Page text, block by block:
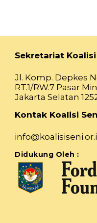
Sekretariat Koalisi
Jl. Komp. Depkes
RT.1/RW.7 Pasar
Jakarta Selatan
Kontak Koalisi
Didukung Oleh :